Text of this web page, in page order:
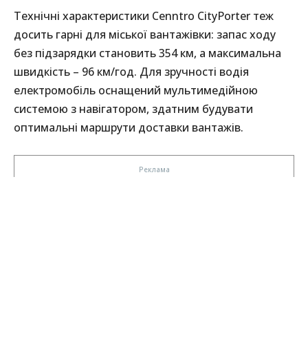
Технічні характеристики Cenntro CityPorter теж
досить гарні для міської вантажівки: запас ходу
без підзарядки становить 354 км, а максимальна
швидкість – 96 км/год. Для зручності водія
електромобіль оснащений мультимедійною
системою з навігатором, здатним будувати
оптимальні маршрути доставки вантажів.